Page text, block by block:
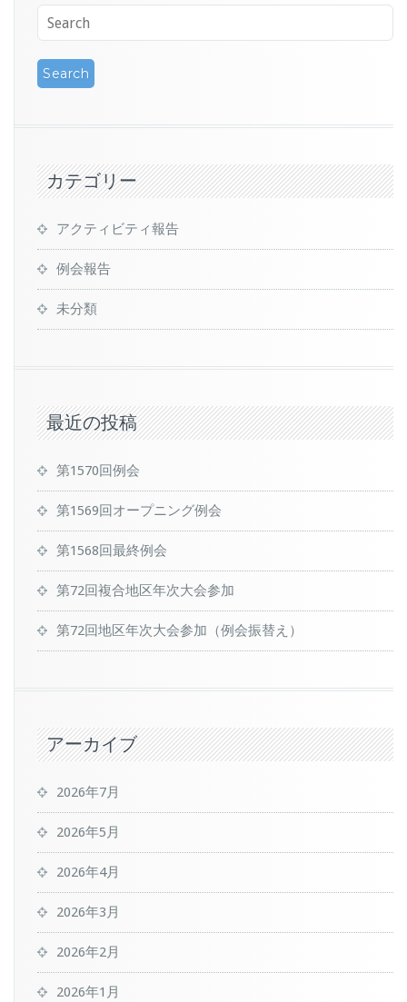
カテゴリー
アクティビティ報告
例会報告
未分類
最近の投稿
第1570回例会
第1569回オープニング例会
第1568回最終例会
第72回複合地区年次大会参加
第72回地区年次大会参加（例会振替え）
アーカイブ
2026年7月
2026年5月
2026年4月
2026年3月
2026年2月
2026年1月